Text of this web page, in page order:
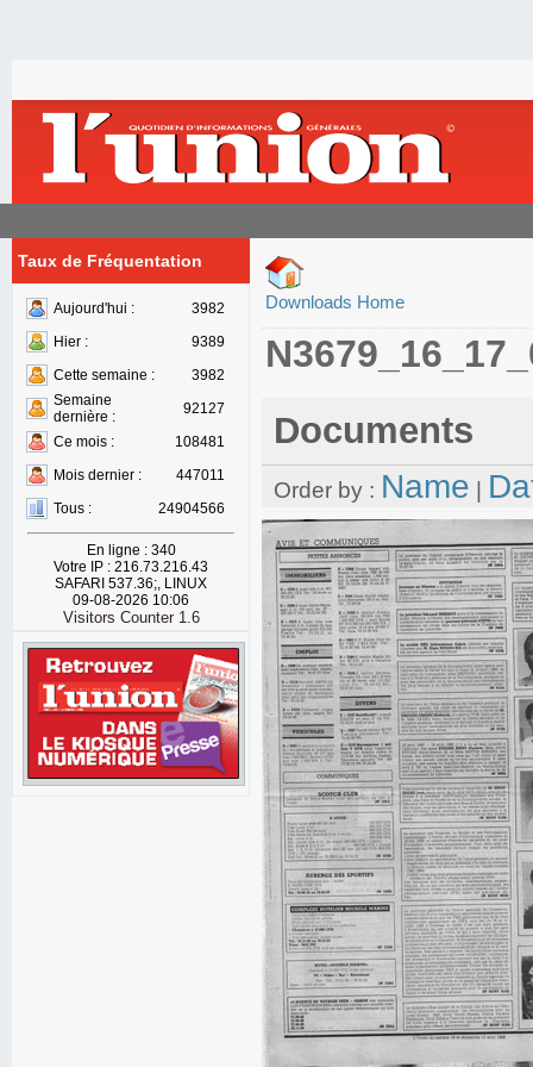
Taux de Fréquentation
Aujourd'hui :
3982
Hier :
9389
Cette semaine :
3982
Semaine
dernière :
92127
Ce mois :
108481
Mois dernier :
447011
Tous :
24904566
En ligne : 340
Votre IP : 216.73.216.43
SAFARI 537.36;, LINUX
09-08-2026 10:06
Visitors Counter 1.6
Downloads Home
Documents
Order by : Name